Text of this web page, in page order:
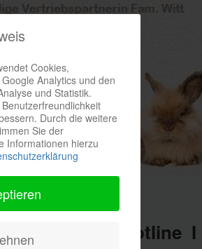
Kontakthotline
Cookies,
Analytics und den
und Statistik.
Durch die weitere
Sie der
Informationen hierzu